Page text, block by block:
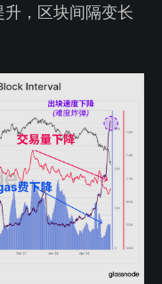
，区块间隔变长